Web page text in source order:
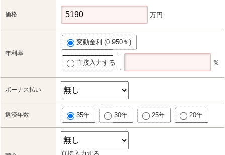
価格 万円
年利率
変動金利 (0.950％)
直接入力する ％
ボーナス払い
返済年数 35年 30年 25年 20年